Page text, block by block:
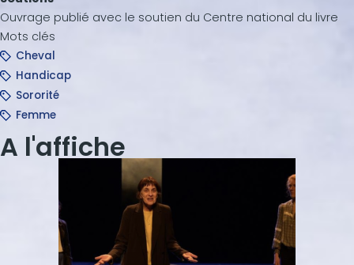
Ouvrage publié avec le soutien du Centre national du livre
Mots clés
Cheval
Handicap
Sororité
Femme
A l'affiche